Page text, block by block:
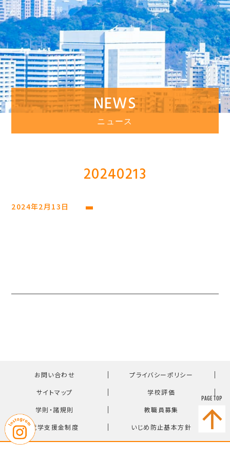
NEWS
ニュース
20240213
2024年2月13日
お問い合わせ ｜ プライバシーポリシー ｜
サイトマップ ｜ 学校評価 ｜
学則・諸規則 ｜ 教職員募集 ｜
就学支援金制度 ｜ いじめ防止基本方針
PAGE TOP